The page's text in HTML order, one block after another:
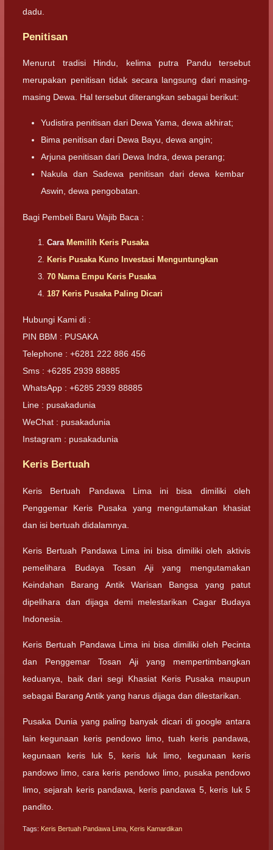
dadu.
Penitisan
Menurut tradisi Hindu, kelima putra Pandu tersebut
merupakan penitisan tidak secara langsung dari masing-
masing Dewa. Hal tersebut diterangkan sebagai berikut:
Yudistira penitisan dari Dewa Yama, dewa akhirat;
Bima penitisan dari Dewa Bayu, dewa angin;
Arjuna penitisan dari Dewa Indra, dewa perang;
Nakula dan Sadewa penitisan dari dewa kembar
Aswin, dewa pengobatan.
Bagi Pembeli Baru Wajib Baca :
Cara Memilih Keris Pusaka
Keris Pusaka Kuno Investasi Menguntungkan
70 Nama Empu Keris Pusaka
187 Keris Pusaka Paling Dicari
Hubungi Kami di :
PIN BBM : PUSAKA
Telephone : +6281 222 886 456
Sms : +6285 2939 88885
WhatsApp : +6285 2939 88885
Line : pusakadunia
WeChat : pusakadunia
Instagram : pusakadunia
Keris Bertuah
Keris Bertuah Pandawa Lima ini bisa dimiliki oleh
Penggemar Keris Pusaka yang mengutamakan khasiat
dan isi bertuah didalamnya.
Keris Bertuah Pandawa Lima ini bisa dimiliki oleh aktivis
pemelihara Budaya Tosan Aji yang mengutamakan
Keindahan Barang Antik Warisan Bangsa yang patut
dipelihara dan dijaga demi melestarikan Cagar Budaya
Indonesia.
Keris Bertuah Pandawa Lima ini bisa dimiliki oleh Pecinta
dan Penggemar Tosan Aji yang mempertimbangkan
keduanya, baik dari segi Khasiat Keris Pusaka maupun
sebagai Barang Antik yang harus dijaga dan dilestarikan.
Pusaka Dunia yang paling banyak dicari di google antara
lain kegunaan keris pendowo limo, tuah keris pandawa,
kegunaan keris luk 5, keris luk limo, kegunaan keris
pandowo limo, cara keris pendowo limo, pusaka pendowo
limo, sejarah keris pandawa, keris pandawa 5, keris luk 5
pandito.
Tags: Keris Bertuah Pandawa Lima Keris Kamardikan